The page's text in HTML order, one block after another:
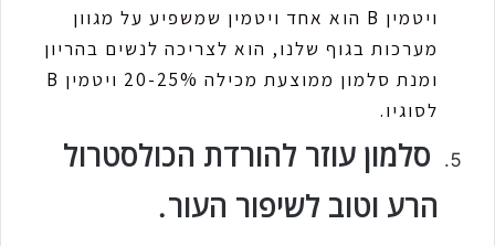
ויטמין B הוא אחד ויטמין שמשפיע על מגוון
מערכות בגוף שלנו, הוא לצריכה לנשים בהריון
ומנת סלמון ממוצעת מכילה 20-25% ויטמין B
לסוגיו.
סלמון עוזר להורדת הכולסטרול
הרע וטוב לשיפור העור.